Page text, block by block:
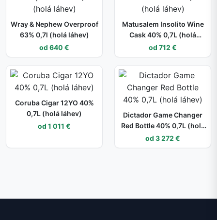
Wray & Nephew Overproof
63% 0,7l (holá láhev)
od 640 €
Matusalem Insolito Wine
Cask 40% 0,7L (holá
láhev)
od 712 €
Coruba Cigar 12YO 40%
0,7L (holá láhev)
od 1 011 €
Dictador Game Changer
Red Bottle 40% 0,7L (holá
láhev)
od 3 272 €